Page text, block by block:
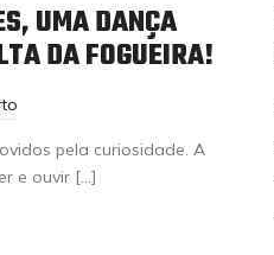
UMA DANÇA
DA FOGUEIRA!
pela curiosidade. A
e ouvir […]